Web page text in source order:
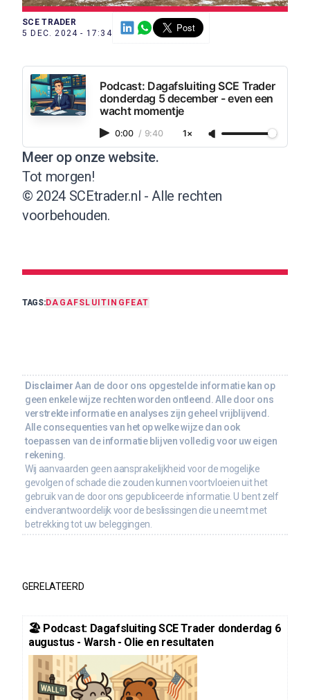
SCE TRADER
5 DEC. 2024 - 17:34
Podcast: Dagafsluiting SCE Trader
donderdag 5 december - even een
wacht momentje
0:00 / 9:40 1×
Meer op onze website.
Tot morgen!
© 2024 SCEtrader.nl - Alle rechten
voorbehouden.
TAGS:DAGAFSLUITING FEAT
Disclaimer Aan de door ons opgestelde informatie kan op
geen enkele wijze rechten worden ontleend. Alle door ons
verstrekte informatie en analyses zijn geheel vrijblijvend.
Alle consequenties van het op welke wijze dan ook
toepassen van de informatie blijven volledig voor uw eigen
rekening.
Wij aanvaarden geen aansprakelijkheid voor de mogelijke
gevolgen of schade die zouden kunnen voortvloeien uit het
gebruik van de door ons gepubliceerde informatie. U bent zelf
eindverantwoordelijk voor de beslissingen die u neemt met
betrekking tot uw beleggingen.
GERELATEERD
🏖️ Podcast: Dagafsluiting SCE Trader donderdag 6
augustus - Warsh - Olie en resultaten